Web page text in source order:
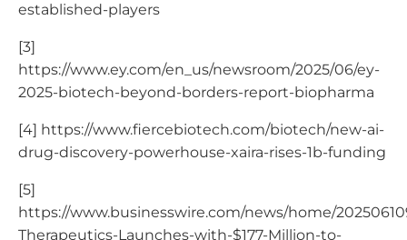
established-players
[3]
https://www.ey.com/en_us/newsroom/2025/06/ey-
2025-biotech-beyond-borders-report-biopharma
[4] https://www.fiercebiotech.com/biotech/new-ai-
drug-discovery-powerhouse-xaira-rises-1b-funding
[5]
https://www.businesswire.com/news/home/
Therapeutics-Launches-with-$177-Million-to-